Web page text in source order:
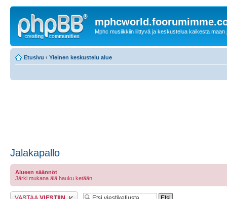
Mphc musiikkiin liittyvä ja keskustelua kaikesta maan
Etusivu ‹ Yleinen keskustelu alue
Jalakapallo
Alueen säännöt
Järki mukana älä hauku ketään
Lähetä vastaus